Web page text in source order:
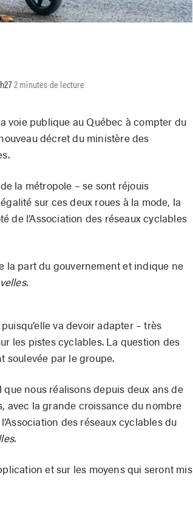
2 minutes de lecture
voie publique au Québec à compter du
décret du ministère des
la métropole – se sont réjouis
sur ces deux roues à la mode, la
de l’Association des réseaux cyclables
la part du gouvernement et indique ne
.
va devoir adapter – très
les pistes cyclables. La question des
soulevée par le groupe.
nous réalisons depuis deux ans de
avec la grande croissance du nombre
des réseaux cyclables du
.
et sur les moyens qui seront mis